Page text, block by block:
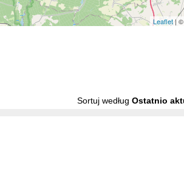
Leaflet| ©